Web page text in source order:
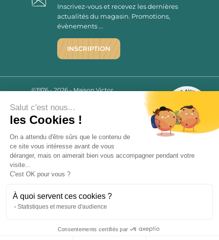
2780 AVIS
9.7/10
Inscrivez-vous et recevez les dernières
actualités du magasin. Promotions,
évènements ...
INSCRIPTION
©1976 - 2026 - Maison Victor
Mentions légales
C.G.V.
Politique de confidentialité
FAQ
Livraisons
« L’abus d’alcool est dangereux pour la santé, à consommer avec
modération. La vente d’alcool est strictement interdite aux mineurs.
Salut c'est nous...
les Cookies !
On a attendu d'être sûrs que le contenu de
ce site vous intéresse avant de vous
déranger, mais on aimerait bien vous accompagner pendant votre
visite...
C'est OK pour vous ?
À quoi servent ces cookies ?
Statistiques et mesure d'audience
Consentements certifiés par